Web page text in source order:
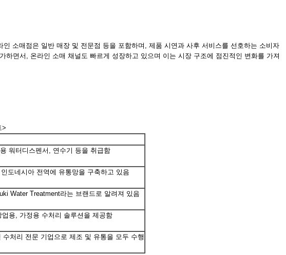
소매점은 일반 매장 및 전문점 등을 포함하며, 제품 시연과 사후 서비스를 선호하는 소비자
면서, 온라인 소매 채널도 빠르게 성장하고 있으며 이는 시장 구조에 점진적인 변화를 가져
>
워터디스펜서, 연수기 등을 취급함
도네시아 전역에 유통망을 구축하고 있음
Water Treatment라는 브랜드로 알려져 있음
용, 가정용 수처리 솔루션을 제공함
처리 전문 기업으로 제조 및 유통을 모두 수행